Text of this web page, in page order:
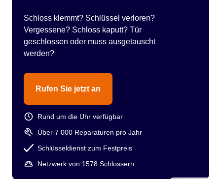
Schloss klemmt? Schlüssel verloren?
Vergessene? Schloss kaputt? Tür
geschlossen oder muss ausgetauscht
werden?
Rufen Sie jetzt an
Rund um die Uhr verfügbar
Über 7 000 Reparaturen pro Jahr
Schlüsseldienst zum Festpreis
Netzwerk von 1578 Schlossern